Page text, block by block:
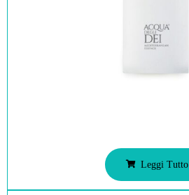
Leggi Tutto